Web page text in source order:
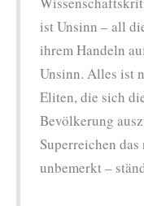
ist Unsinn – all
ihrem Handeln
Unsinn. Alles ist
Eliten, die sich
Bevölkerung
Superreichen
unbemerkt –